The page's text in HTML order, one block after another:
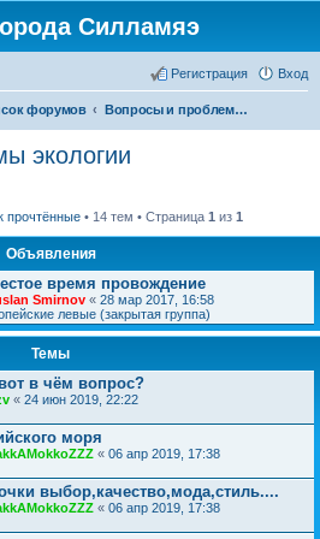
Силламяэ
Вход
Регистрация
форумов Вопросы и проблемы экологии
экологии
прочтённые• 14 тем • Страница 1 из 1
Объявления
время провождение
Smirnov « 28 мар 2017, 16:58
левые (закрытая группа)
Темы
в чём вопрос?
« 24 июн 2019, 22:22
моря
« 06 апр 2019, 17:38
выбор,качество,мода,стиль....
« 06 апр 2019, 17:38